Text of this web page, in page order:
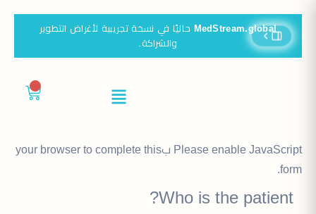
MedStream.global حاليًا في نسخة تجريبية لأغراض التطوير
والشراكة.
Please enable JavaScript بyour browser to complete this
form.
Who is the patient?